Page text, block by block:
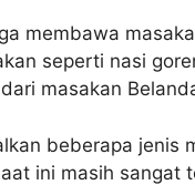
membawa
seperti nasi
masakan
beberapa jenis
ini masih sangat